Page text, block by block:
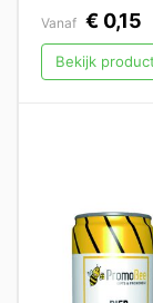
Vanaf € 0,15
Bekijk product